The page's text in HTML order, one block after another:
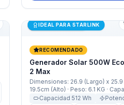
Generador Solar 500W
Últimas unidades
IDEAL PARA STARLINK
RECOMENDADO
Generador Solar 500W
2 Max
Dimensiones: 26.9 (Largo) x 25.9
19.5cm (Alto) · Peso: 6.1 KG ·
512Wh · Capacidad Batería:
Capacidad 512 Wh